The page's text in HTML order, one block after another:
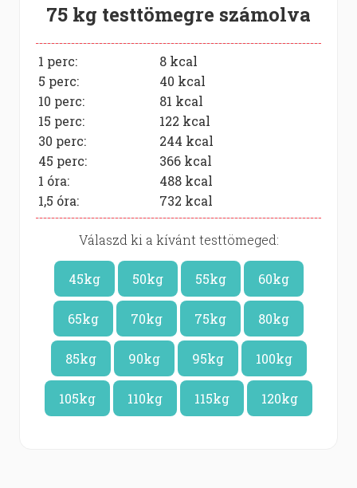
75 kg testtömegre számolva
1 perc: 8 kcal
5 perc:
40 kcal
10 perc:
81 kcal
15 perc:
122 kcal
30 perc:
244 kcal
45 perc:
366 kcal
1 óra:
488 kcal
1,5 óra:
732 kcal
Válaszd ki a kívánt testtömeged:
45kg 50kg 55kg 60kg
65kg 70kg 75kg 80kg
85kg 90kg 95kg 100kg
105kg 110kg 115kg 120kg